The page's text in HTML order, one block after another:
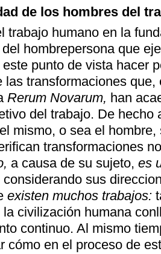
de los hombres del
trabajo humano en la
hombrepersona que
punto de vista hacer
las transformaciones
Rerum Novarum, han
del trabajo. De hecho
mismo, o sea el
transformaciones
a causa de su sujeto, es
sus
existen muchos trabajos:
civilización humana
continuo. Al mismo
cómo en el proceso de